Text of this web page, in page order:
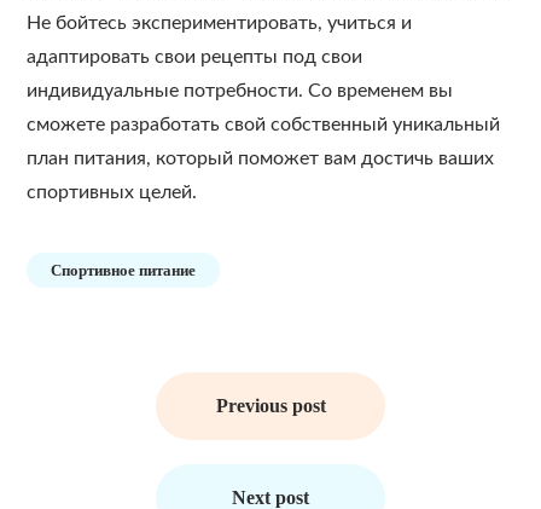
Не бойтесь экспериментировать, учиться и
адаптировать свои рецепты под свои
индивидуальные потребности. Со временем вы
сможете разработать свой собственный уникальный
план питания, который поможет вам достичь ваших
спортивных целей.
Спортивное питание
Previous post
Next post